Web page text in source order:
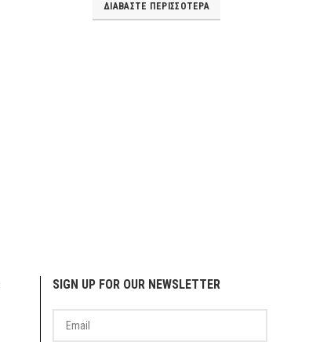
ΔΙΑΒΆΣΤΕ ΠΕΡΙΣΣΌΤΕΡΑ
SIGN UP FOR OUR NEWSLETTER